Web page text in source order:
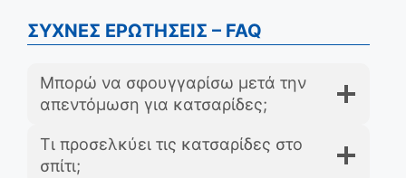
ΣΥΧΝΕΣ ΕΡΩΤΗΣΕΙΣ – FAQ
Μπορώ να σφουγγαρίσω μετά την
απεντόμωση για κατσαρίδες;
Τι προσελκύει τις κατσαρίδες στο
σπίτι;